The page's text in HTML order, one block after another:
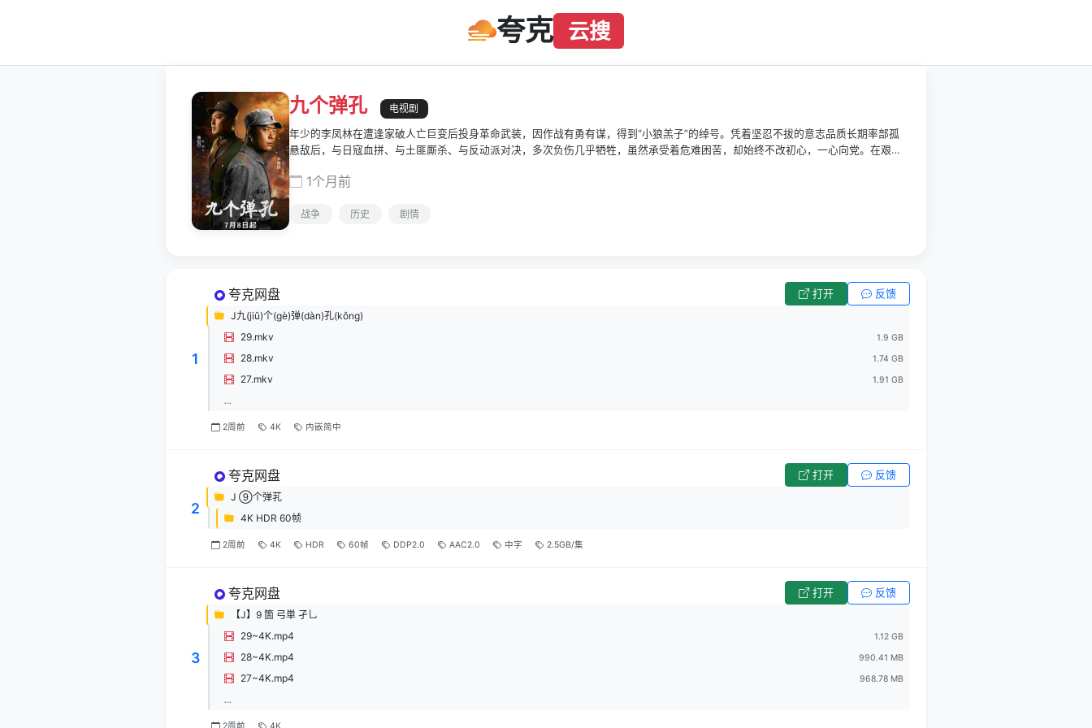
夸克 云搜
九个弹孔 电视剧
年少的李凤林在遭逢家破人亡巨变后投身革命武装，因作战有勇有谋，得到“小狼羔子”的绰号。凭着坚忍不拔的意志品质长期率部孤
悬敌后，与日寇血拼、与土匪厮杀、与反动派对决，多次负伤几乎牺牲，虽然承受着危难困苦，却始终不改初心，一心向党。在艰
从游击队员一路成长为新四军团长、支队长和解放军军政委，披荆斩棘寻找回家之路，身上的九个弹孔就是他最好的勋章。
1个月前
战争 历史 剧情
1
夸克网盘 打开 反馈
J九(jiǔ)个(gè)弹(dàn)孔(kǒng)
29.mkv
1.9 GB
28.mkv 1.74 GB
27.mkv 1.91 GB
...
2周前 4K 内嵌简中
2
夸克网盘 打开 反馈
J ⑨个弹芤
4K HDR 60帧
2周前 4K HDR 60帧 DDP2.0 AAC2.0 中字 2.5GB/集
3
夸克网盘 打开 反馈
【J】9 箇 弓単 孑乚
29~4K.mp4
1.12 GB
28~4K.mp4 990.41 MB
27~4K.mp4 968.78 MB
...